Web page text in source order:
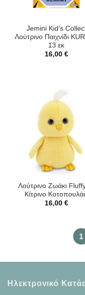
Jemini Kid’s
Λούτρινο Παιχνίδι
13 εκ
16,00 €
Λούτρινο Ζωάκι
Κίτρινο
16,00 €
1
Ηλεκτρονικό